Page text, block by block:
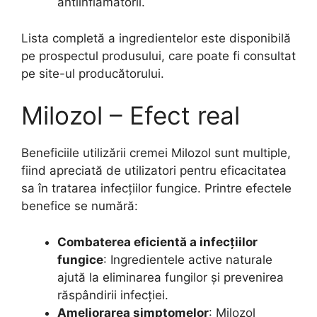
Lista completă a ingredientelor este disponibilă
pe prospectul produsului, care poate fi consultat
pe site-ul producătorului.
Milozol – Efect real
Beneficiile utilizării cremei Milozol sunt multiple,
fiind apreciată de utilizatori pentru eficacitatea
sa în tratarea infecțiilor fungice. Printre efectele
benefice se numără:
Combaterea eficientă a infecțiilor
fungice: Ingredientele active naturale
ajută la eliminarea fungilor și prevenirea
răspândirii infecției.
Ameliorarea simptomelor: Milozol